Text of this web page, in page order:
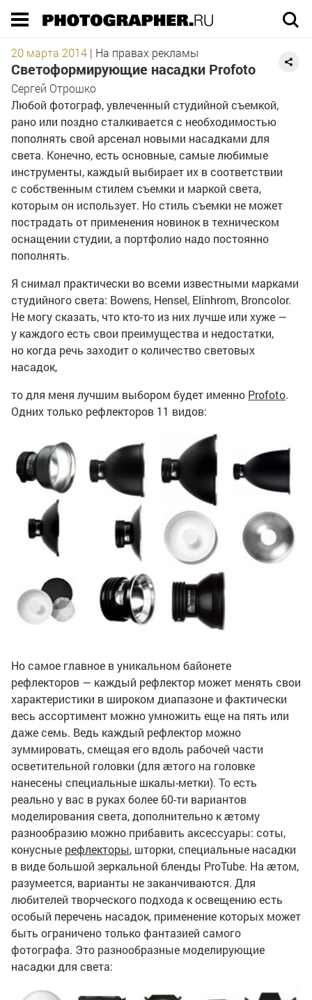
20 марта 2014 | На правах рекламы
Светоформирующие насадки Profoto
Сергей Отрошко
Любой фотограф, увлеченный студийной съемкой,
рано или поздно сталкивается с необходимостью
пополнять свой арсенал новыми насадками для
света. Конечно, есть основные, самые любимые
инструменты, каждый выбирает их в соответствии
с собственным стилем съемки и маркой света,
которым он использует. Но стиль съемки не может
пострадать от применения новинок в техническом
оснащении студии, а портфолио надо постоянно
пополнять.
Я снимал практически во всеми известными марками
студийного света: Bowens, Hensel, Elinhrom, Broncolor.
Не могу сказать, что кто-то из них лучше или хуже —
у каждого есть свои преимущества и недостатки,
но когда речь заходит о количество световых
насадок,
то для меня лучшим выбором будет именно Profoto.
Одних только рефлекторов 11 видов:
Но самое главное в уникальном байонете
рефлекторов — каждый рефлектор может менять свои
характеристики в широком диапазоне и фактически
весь ассортимент можно умножить еще на пять или
даже семь. Ведь каждый рефлектор можно
зуммировать, смещая его вдоль рабочей части
осветительной головки (для ӕтого на головке
нанесены специальные шкалы-метки). То есть
реально у вас в руках более 60-ти вариантов
моделирования света, дополнительно к ӕтому
разнообразию можно прибавить аксессуары: соты,
конусные рефлекторы, шторки, специальные насадки
в виде большой зеркальной бленды ProTube. На ӕтом,
разумеется, варианты не заканчиваются. Для
любителей творческого подхода к освещению есть
особый перечень насадок, применение которых может
быть ограничено только фантазией самого
фотографа. Это разнообразные моделирующие
насадки для света: